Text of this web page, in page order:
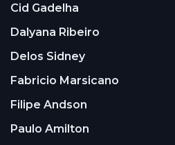
Cid Gadelha
Dalyana Ribeiro
Delos Sidney
Fabricio Marsicano
Filipe Andson
Paulo Amilton